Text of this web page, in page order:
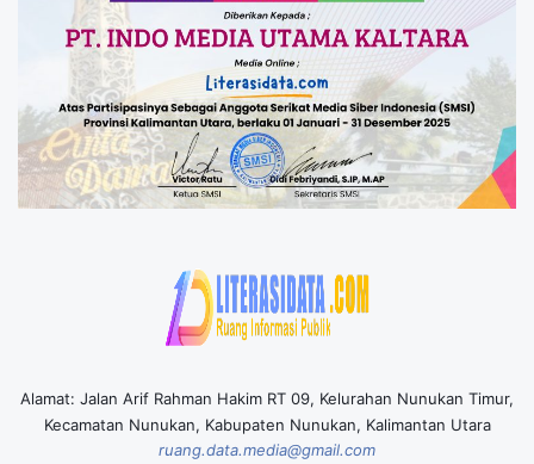
Alamat: Jalan Arif Rahman Hakim RT 09, Kelurahan Nunukan Timur,
Kecamatan Nunukan, Kabupaten Nunukan, Kalimantan Utara
ruang.data.media@gmail.com